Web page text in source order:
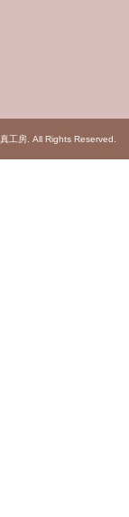
工房. All Rights Reserved.